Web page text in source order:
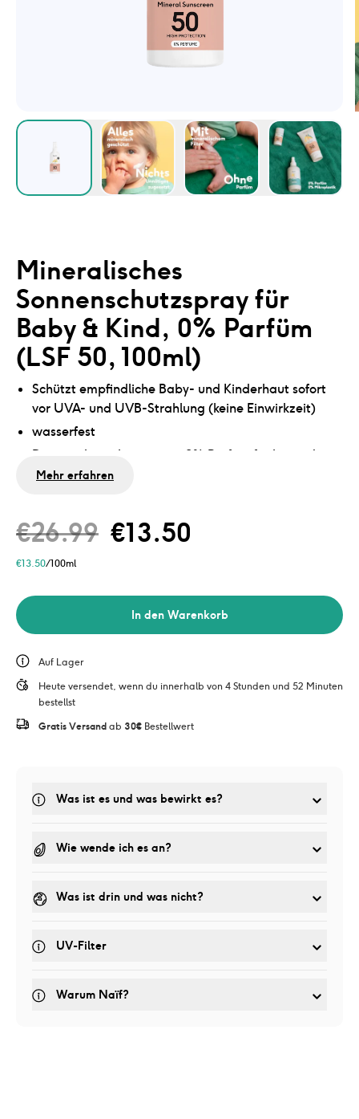
Mineralisches
Sonnenschutzspray für
Baby & Kind, 0% Parfüm
(LSF 50, 100ml)
Schützt empfindliche Baby- und Kinderhaut sofort
vor UVA- und UVB-Strahlung (keine Einwirkzeit)
wasserfest
Dermatologisch getestet, 0% Parfüm für besonders
empfindliche Haut
Mehr erfahren
€26.99 €13.50
€13.50/100ml
In den Warenkorb
Auf Lager
Heute versendet, wenn du innerhalb von 4 Stunden und 52 Minuten
bestellst
Gratis Versand ab 30€ Bestellwert
Wie wende ich es an?
Was ist drin und was nicht?
UV-Filter
Warum Naïf?